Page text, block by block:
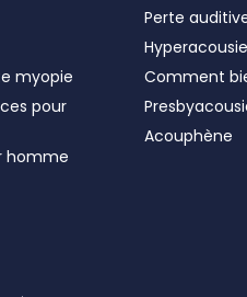
myopie
pour
homme
Perte
Hyperacousie
Comment
Acouphène